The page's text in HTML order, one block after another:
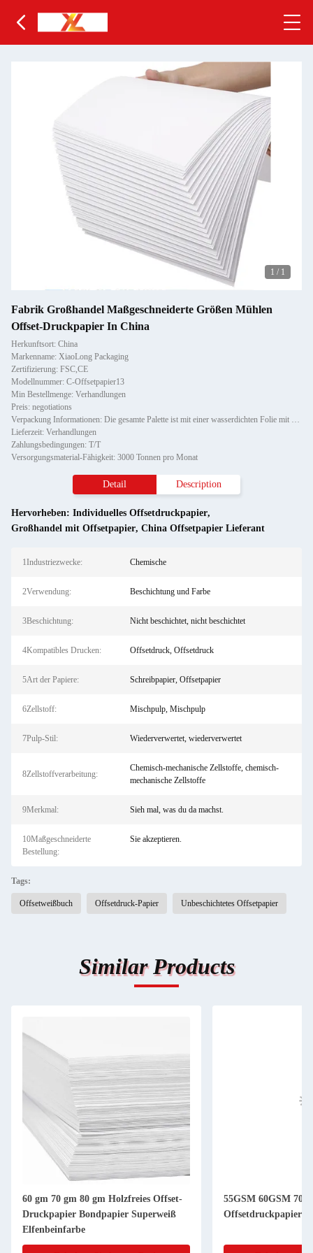
1 / 1
Fabrik Großhandel Maßgeschneiderte Größen Mühlen
Offset-Druckpapier In China
Herkunftsort: China
Markenname: XiaoLong Packaging
Zertifizierung: FSC,CE
Modellnummer: C-Offsetpapier13
Min Bestellmenge: Verhandlungen
Preis: negotiations
Verpackung Informationen: Die gesamte Palette ist mit einer wasserdichten Folie mit einem Papier-Eckschutz gewickelt und mit z
Lieferzeit: Verhandlungen
Zahlungsbedingungen: T/T
Versorgungsmaterial-Fähigkeit: 3000 Tonnen pro Monat
Detail Description
Hervorheben: Individuelles Offsetdruckpapier,
Großhandel mit Offsetpapier, China Offsetpapier Lieferant
1Industriezwecke: Chemische
2Verwendung: Beschichtung und Farbe
3Beschichtung: Nicht beschichtet, nicht beschichtet
4Kompatibles Drucken: Offsetdruck, Offsetdruck
5Art der Papiere: Schreibpapier, Offsetpapier
6Zellstoff: Mischpulp, Mischpulp
7Pulp-Stil: Wiederverwertet, wiederverwertet
8Zellstoffverarbeitung:
Chemisch-mechanische Zellstoffe, chemisch-
mechanische Zellstoffe
9Merkmal: Sieh mal, was du da machst.
10Maßgeschneiderte
Bestellung:
Sie akzeptieren.
Tags:
Offsetweißbuch Offsetdruck-Papier Unbeschichtetes Offsetpapier
Similar Products
60 gm 70 gm 80 gm Holzfreies Offset-
Druckpapier Bondpapier Superweiß
Elfenbeinfarbe
55GSM 60GSM
Offsetdruckpapier